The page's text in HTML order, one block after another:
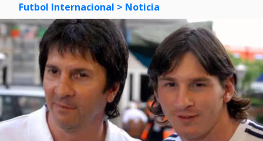
Futbol Internacional > Noticia